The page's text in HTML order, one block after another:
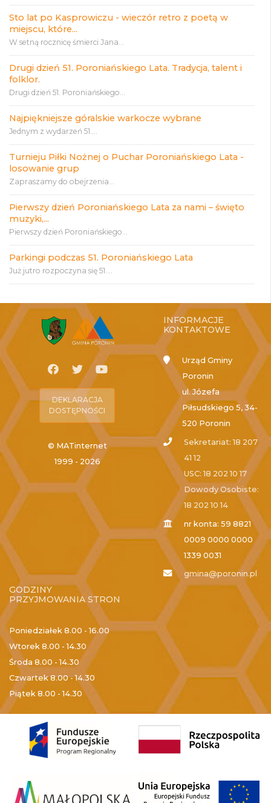
Sto lat po Kasprowiczu - wieczór retro z poetą w
miejscu, które...
W setną rocznicę śmierci Jana...
Drugi dzień 51. Poroniańskiego Lata. Tradycja, talent i
folklor.
Drugi dzień 51. Poroniańskiego...
Najpiękniejsze góralskie warkocze wybrane
Jednym z wydarzeń 51....
Turnieju Piłki Nożnej o Puchar Poroniańskiego Lata -
losowanie grup
Zapraszamy do obejrzenia...
Pierwszy dzień Poroniańskiego Lata za nami – święto
muzyki,...
Pierwszy dzień Poroniańskiego...
Parkingi podczas 51. Poroniańskiego Lata
Już jutro rozpoczyna się 51....
DEKLARACJA
DOSTĘPNOŚCI
© MATinternet
1999 - 2026
INFORMACJE
KONTAKTOWE
Urząd Gminy
Poronin
ul. Józefa
Piłsudskiego 5, 34-
520 Poronin
Sekretariat: 18 207
41 12
USC: 18 202 10 17
Dowody Osobiste:
18 202 10 14
nr konta: 59 8821
0009 0000 0000
1339 0031
gmina@poronin.pl
GODZINY
PRZYJMOWANIA STRON
Poniedziałek 8.00 - 16.00
Wtorek 8.00 - 14.30
Środa 8.00 - 14.30
Czwartek8.00 - 14.30
Piątek 8.00 - 14.30